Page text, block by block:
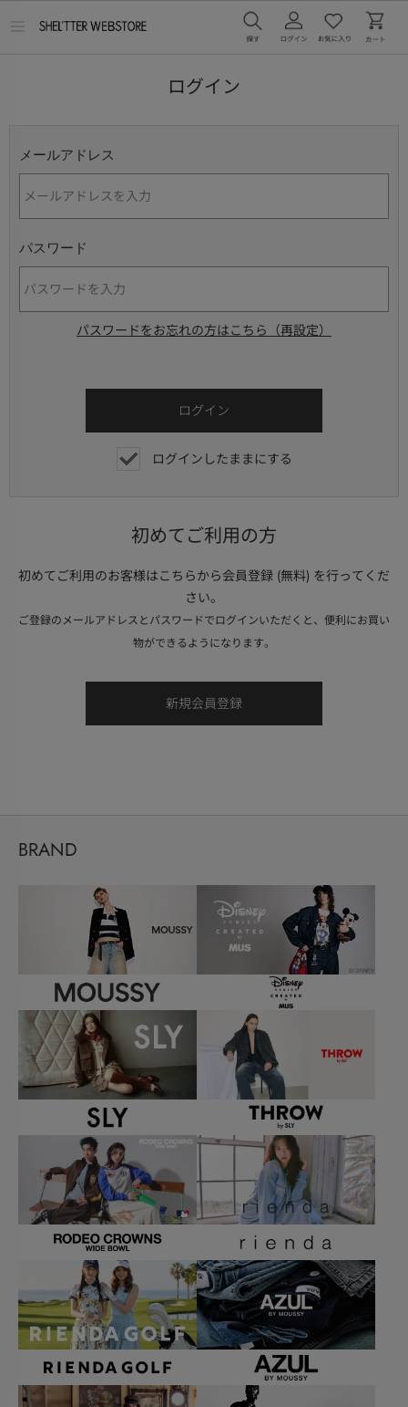
ログイン
メールアドレス
パスワード
パスワードをお忘れの方はこちら（再設定）
ログインしたままにする
初めてご利用の方
初めてご利用のお客様はこちらから会員登録 (無料) を行ってくだ
さい。
ご登録のメールアドレスとパスワードでログインいただくと、便利にお買い
物ができるようになります。
BRAND